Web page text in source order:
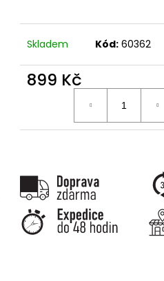
Skladem Kód: 60362
899 Kč